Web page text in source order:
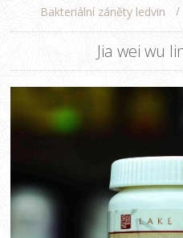
Bakteriální záněty ledvin
/
Jia wei wu